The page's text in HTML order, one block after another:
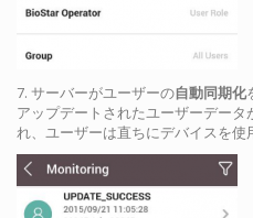
7. サーバーがユーザーの自動同期化
アップデートされたユーザーデー
れ、ユーザーは直ちにデバイスを使